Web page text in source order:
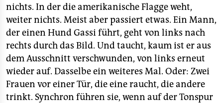
nichts. In der die amerikanische Flagge weht,
weiter nichts. Meist aber passiert etwas. Ein Mann,
der einen Hund Gassi führt, geht von links nach
rechts durch das Bild. Und taucht, kaum ist er aus
dem Ausschnitt verschwunden, von links erneut
wieder auf. Dasselbe ein weiteres Mal. Oder: Zwei
Frauen vor einer Tür, die eine raucht, die andere
trinkt. Synchron führen sie, wenn auf der Tonspur